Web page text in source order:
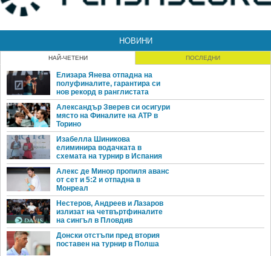
НОВИНИ
НАЙ-ЧЕТЕНИ ПОСЛЕДНИ
Елизара Янева отпадна на
полуфиналите, гарантира си
нов рекорд в ранглистата
Александър Зверев си осигури
място на Финалите на ATP в
Торино
Изабелла Шиникова
елиминира водачката в
схемата на турнир в Испания
Алекс де Минор пропиля аванс
от сет и 5:2 и отпадна в
Монреал
Нестеров, Андреев и Лазаров
излизат на четвъртфиналите
на сингъл в Пловдив
Донски отстъпи пред втория
поставен на турнир в Полша